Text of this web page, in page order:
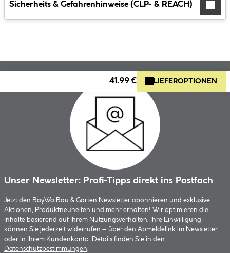
Sicherheits & Gefahrenhinweise (CLP- & REACH)
41.99 € LIEFEROPTIONEN
Unser Newsletter: Profi-Tipps direkt ins Postfach
Jetzt den BayWa Bau & Garten Newsletter abonnieren und exklusive
Aktionen, Produktneuheiten und mehr erhalten! Wir optimieren die
Inhalte basierend auf Ihrem Nutzungsverhalten. Ihre Einwilligung
können Sie jederzeit widerrufen – über den Abmeldelink im Newsletter
oder in Ihrem Kundenkonto. Details finden Sie in den
Datenschutzbestimmungen.